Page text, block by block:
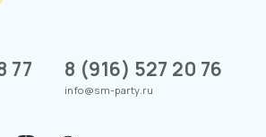
77 8 (916) 527 20 76
info@sm-party.ru